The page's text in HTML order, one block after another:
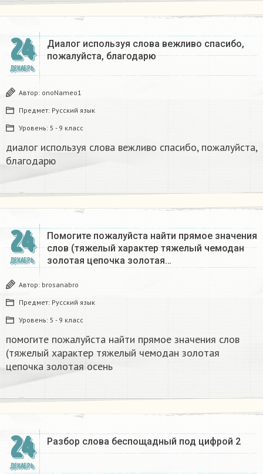
24
ДЕКАБРЬ
Диалог используя слова вежливо спасибо,
пожалуйста, благодарю
Автор: onoNameo1
Предмет: Русский язык
Уровень: 5 - 9 класс
диалог используя слова вежливо спасибо, пожалуйста,
благодарю
24
ДЕКАБРЬ
Помогите пожалуйста найти прямое значения
слов (тяжелый характер тяжелый чемодан
золотая цепочка золотая…
Автор: brosanabro
Предмет: Русский язык
Уровень: 5 - 9 класс
помогите пожалуйста найти прямое значения слов
(тяжелый характер тяжелый чемодан золотая
цепочка золотая осень
24
ДЕКАБРЬ
Разбор слова беспощадный под цифрой 2